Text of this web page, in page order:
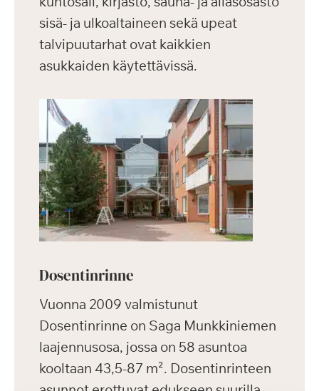
sisä- ja ulkoaltaineen sekä upeat
talvipuutarhat ovat kaikkien
asukkaiden käytettävissä.
Dosentinrinne
Vuonna 2009 valmistunut
Dosentinrinne on Saga Munkkiniemen
laajennusosa, jossa on 58 asuntoa
kooltaan 43,5-87 m². Dosentinrinteen